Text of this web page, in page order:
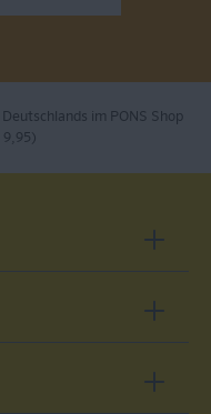
im PONS Shop
9,95)